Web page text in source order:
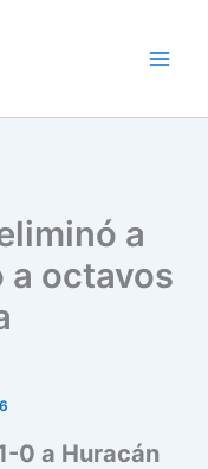
a
a octavos
0 a Huracán